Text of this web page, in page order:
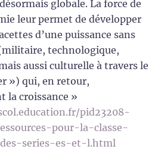
globale. La force de
leur permet de développer
d’une puissance sans
technologique,
aussi culturelle à travers le
») qui, en retour,
la croissance »
pid23208-
pour-la-classe-
series-es-et-l.html